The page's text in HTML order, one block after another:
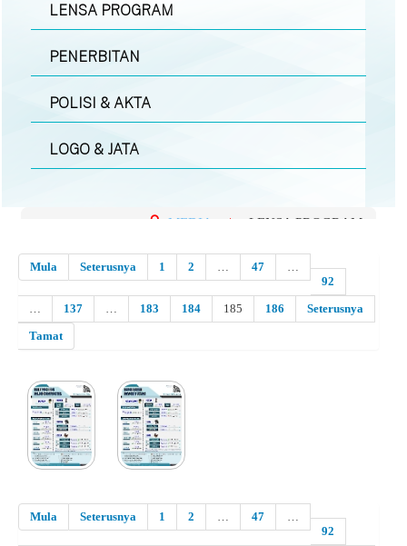
LENSA PROGRAM
PENERBITAN
POLISI & AKTA
LOGO & JATA
MEDIA | LENSA PROGRAM
Mula Seterusnya 1 2 … 47
…
92
…
137 … 183 184 185 186
Seterusnya
Tamat
Mula Seterusnya 1 2 … 47
…
92